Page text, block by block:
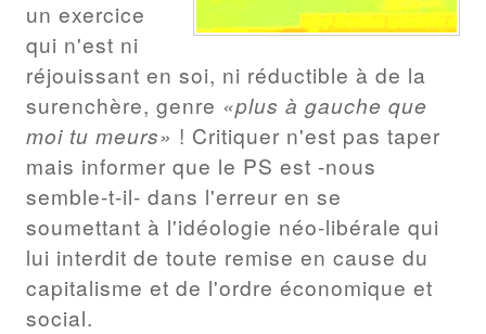
un exercice
qui n'est ni
réjouissant en soi, ni réductible à de la
surenchère, genre «plus à gauche que
moi tu meurs» ! Critiquer n'est pas taper
mais informer que le PS est -nous
semble-t-il- dans l'erreur en se
soumettant à l'idéologie néo-libérale qui
lui interdit de toute remise en cause du
capitalisme et de l'ordre économique et
social.